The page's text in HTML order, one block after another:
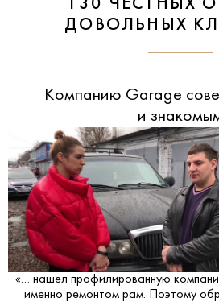
130 ЧЕСТНЫХ
ДОВОЛЬНЫХ
Компанию Garage
и
«… нашел профилированную
именно ремонтом рам. Поэтому